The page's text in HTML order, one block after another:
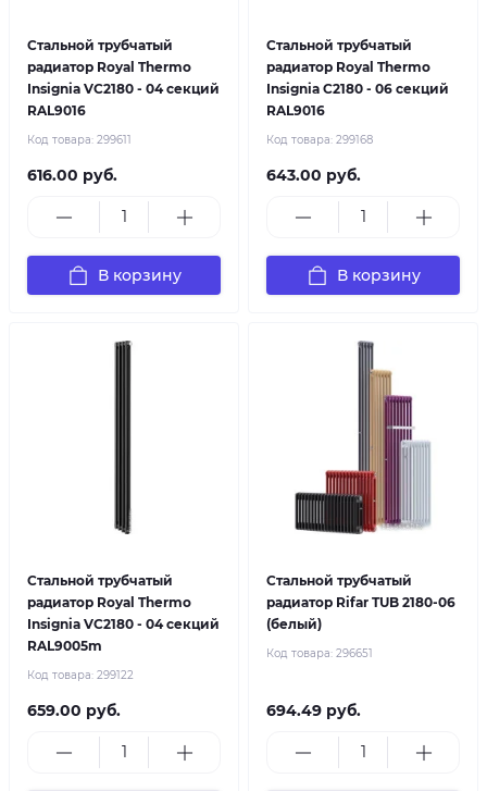
Стальной трубчатый
радиатор Royal Thermo
Insignia VC2180 - 04 секций
RAL9016
Код товара: 299611
616.00 руб.
В корзину
Стальной трубчатый
радиатор Royal Thermo
Insignia C2180 - 06 секций
RAL9016
Код товара: 299168
643.00 руб.
В корзину
Стальной трубчатый
радиатор Royal Thermo
Insignia VC2180 - 04 секций
RAL9005m
Код товара: 299122
659.00 руб.
Стальной трубчатый
радиатор Rifar TUB 2180-06
(белый)
Код товара: 296651
694.49 руб.